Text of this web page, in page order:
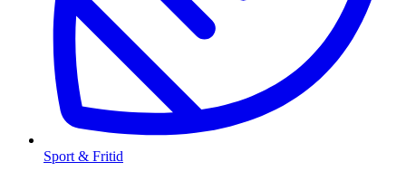
Sport & Fritid